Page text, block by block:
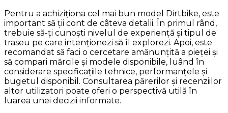
Pentru a achiziționa cel mai bun model Dirtbike, este
important să ții cont de câteva detalii. În primul rând,
trebuie să-ți cunoști nivelul de experiență și tipul de
traseu pe care intenționezi să îl explorezi. Apoi, este
recomandat să faci o cercetare amănunțită a pieței și
să compari mărcile și modele disponibile, luând în
considerare specificațiile tehnice, performanțele și
bugetul disponibil. Consultarea părerilor și recenziilor
altor utilizatori poate oferi o perspectivă utilă în
luarea unei decizii informate.